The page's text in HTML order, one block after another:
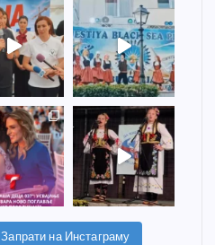
Запрати на Инстаграму